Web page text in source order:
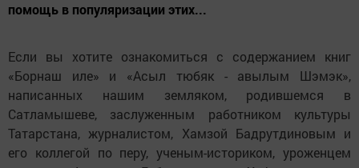
помощь в популяризации этих...
Если вы хотите ознакомиться с содержанием книг
«Борнаш иле» и «Асыл тюбяк - авылым Шэмэк»,
написанных нашим земляком, родившемся в
Сатламышеве, заслуженным работником культуры
Татарстана, журналистом, Хамзой Бадрутдиновым и
его коллегой по перу, ученым-историком, уроженцем